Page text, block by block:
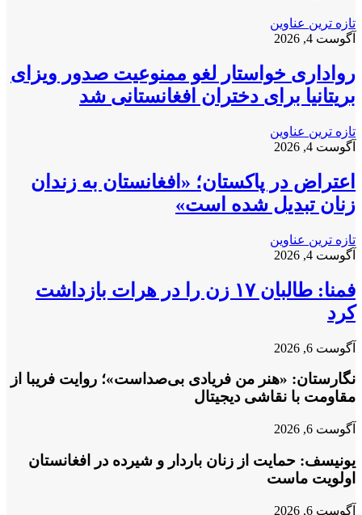
تازه ترین عناوین
آگوست 4, 2026
رواداری خواستار لغو ممنوعیت صدور ویزای
بریتانیا برای دختران افغانستانی شد
تازه ترین عناوین
آگوست 4, 2026
اعتراض در پاکستان؛ «افغانستان به زندان
زنان تبدیل شده است»
تازه ترین عناوین
آگوست 4, 2026
فمنا: طالبان ۱۷ زن را در هرات بازداشت
کرد
آگوست 6, 2026
نگارستان: «هنر من فریادی بی‌صداست»؛ روایت فریبا از
مقاومت با نقاشی دیجیتال
آگوست 6, 2026
یونیسف: حمایت از زنان باردار و شیرده در افغانستان
اولویت ماست
آگوست 6, 2026